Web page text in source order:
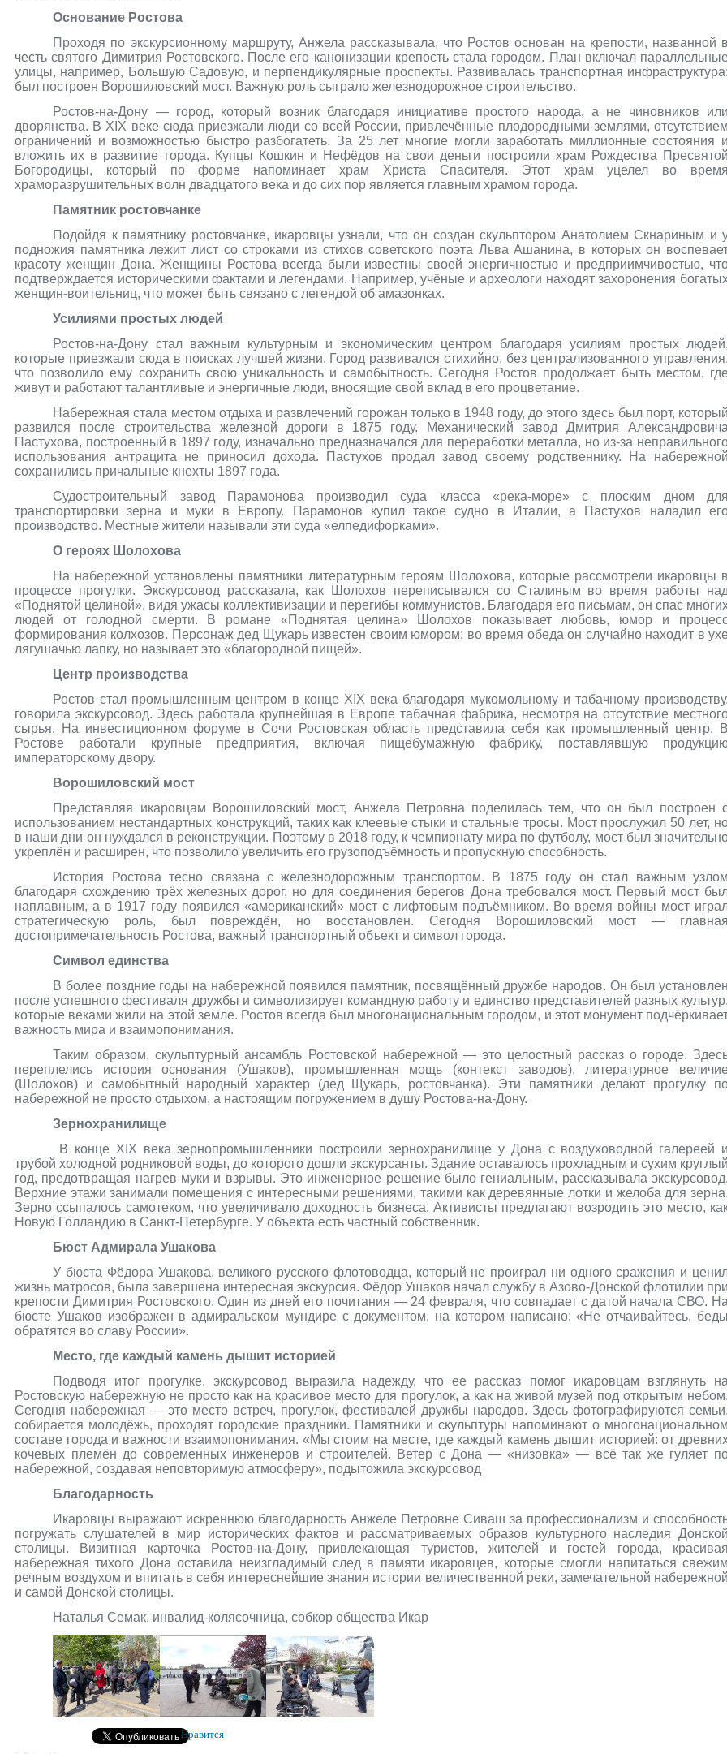
Основание Ростова
Проходя по экскурсионному маршруту, Анжела рассказывала, что Ростов основан на крепости, названной в
честь святого Димитрия Ростовского. После его канонизации крепость стала городом. План включал
улицы, например, Большую Садовую, и перпендикулярные проспекты. Развивалась транспортная инфраструктура:
был построен Ворошиловский мост. Важную роль сыграло железнодорожное строительство.
Ростов-на-Дону — город, который возник благодаря инициативе простого народа, а не чиновников или
дворянства. В XIX веке сюда приезжали люди со всей России, привлечённые плодородными землями, отсутствием
ограничений и возможностью быстро разбогатеть. За 25 лет многие могли заработать миллионные состояния и
вложить их в развитие города. Купцы Кошкин и Нефёдов на свои деньги построили храм Рождества Пресвятой
Богородицы, который по форме напоминает храм Христа Спасителя. Этот храм уцелел во время
храморазрушительных волн двадцатого века и до сих пор является главным храмом города.
Памятник ростовчанке
Подойдя к памятнику ростовчанке, икаровцы узнали, что он создан скульптором Анатолием Скнариным и
подножия памятника лежит лист со строками из стихов советского поэта Льва Ашанина, в которых он
красоту женщин Дона. Женщины Ростова всегда были известны своей энергичностью и предприимчивостью,
подтверждается историческими фактами и легендами. Например, учёные и археологи находят захоронения
женщин-воительниц, что может быть связано с легендой об амазонках.
Усилиями простых людей
Ростов-на-Дону стал важным культурным и экономическим центром благодаря усилиям простых людей,
которые приезжали сюда в поисках лучшей жизни. Город развивался стихийно, без централизованного управления,
что позволило ему сохранить свою уникальность и самобытность. Сегодня Ростов продолжает быть местом,
живут и работают талантливые и энергичные люди, вносящие свой вклад в его процветание.
Набережная стала местом отдыха и развлечений горожан только в 1948 году, до этого здесь был порт, который
развился после строительства железной дороги в 1875 году. Механический завод Дмитрия Александровича
Пастухова, построенный в 1897 году, изначально предназначался для переработки металла, но из-за
использования антрацита не приносил дохода. Пастухов продал завод своему родственнику. На набережной
сохранились причальные кнехты 1897 года.
Судостроительный завод Парамонова производил суда класса «река-море» с плоским дном для
транспортировки зерна и муки в Европу. Парамонов купил такое судно в Италии, а Пастухов наладил
производство. Местные жители называли эти суда «елпедифорками».
О героях Шолохова
На набережной установлены памятники литературным героям Шолохова, которые рассмотрели икаровцы в
процессе прогулки. Экскурсовод рассказала, как Шолохов переписывался со Сталиным во время работы над
«Поднятой целиной», видя ужасы коллективизации и перегибы коммунистов. Благодаря его письмам, он спас
людей от голодной смерти. В романе «Поднятая целина» Шолохов показывает любовь, юмор и
формирования колхозов. Персонаж дед Щукарь известен своим юмором: во время обеда он случайно находит в
лягушачью лапку, но называет это «благородной пищей».
Центр производства
Ростов стал промышленным центром в конце XIX века благодаря мукомольному и табачному производству,
говорила экскурсовод. Здесь работала крупнейшая в Европе табачная фабрика, несмотря на отсутствие
сырья. На инвестиционном форуме в Сочи Ростовская область представила себя как промышленный центр. В
Ростове работали крупные предприятия, включая пищебумажную фабрику, поставлявшую
императорскому двору.
Ворошиловский мост
Представляя икаровцам Ворошиловский мост, Анжела Петровна поделилась тем, что он был построен
использованием нестандартных конструкций, таких как клеевые стыки и стальные тросы. Мост прослужил 50 лет,
в наши дни он нуждался в реконструкции. Поэтому в 2018 году, к чемпионату мира по футболу, мост был
укреплён и расширен, что позволило увеличить его грузоподъёмность и пропускную способность.
История Ростова тесно связана с железнодорожным транспортом. В 1875 году он стал важным узлом
благодаря схождению трёх железных дорог, но для соединения берегов Дона требовался мост. Первый мост
наплавным, а в 1917 году появился «американский» мост с лифтовым подъёмником. Во время войны мост
стратегическую роль, был повреждён, но восстановлен. Сегодня Ворошиловский мост — главная
достопримечательность Ростова, важный транспортный объект и символ города.
Символ единства
В более поздние годы на набережной появился памятник, посвящённый дружбе народов. Он был установлен
после успешного фестиваля дружбы и символизирует командную работу и единство представителей разных культур,
которые веками жили на этой земле. Ростов всегда был многонациональным городом, и этот монумент
важность мира и взаимопонимания.
Таким образом, скульптурный ансамбль Ростовской набережной — это целостный рассказ о городе.
переплелись история основания (Ушаков), промышленная мощь (контекст заводов), литературное
(Шолохов) и самобытный народный характер (дед Щукарь, ростовчанка). Эти памятники делают прогулку
набережной не просто отдыхом, а настоящим погружением в душу Ростова-на-Дону.
Зернохранилище
В конце XIX века зернопромышленники построили зернохранилище у Дона с воздуховодной галереей и
трубой холодной родниковой воды, до которого дошли экскурсанты. Здание оставалось прохладным и сухим круглый
год, предотвращая нагрев муки и взрывы. Это инженерное решение было гениальным, рассказывала экскурсовод.
Верхние этажи занимали помещения с интересными решениями, такими как деревянные лотки и желоба для зерна.
Зерно ссыпалось самотеком, что увеличивало доходность бизнеса. Активисты предлагают возродить это место,
Новую Голландию в Санкт-Петербурге. У объекта есть частный собственник.
Бюст Адмирала Ушакова
У бюста Фёдора Ушакова, великого русского флотоводца, который не проиграл ни одного сражения и
жизнь матросов, была завершена интересная экскурсия. Фёдор Ушаков начал службу в Азово-Донской флотилии при
крепости Димитрия Ростовского. Один из дней его почитания — 24 февраля, что совпадает с датой начала СВО. На
бюсте Ушаков изображен в адмиральском мундире с документом, на котором написано: «Не отчаивайтесь, беды
обратятся во славу России».
Место, где каждый камень дышит историей
Подводя итог прогулке, экскурсовод выразила надежду, что ее рассказ помог икаровцам взглянуть на
Ростовскую набережную не просто как на красивое место для прогулок, а как на живой музей под открытым небом.
Сегодня набережная — это место встреч, прогулок, фестивалей дружбы народов. Здесь фотографируются семьи,
собирается молодёжь, проходят городские праздники. Памятники и скульптуры напоминают о многонациональном
составе города и важности взаимопонимания. «Мы стоим на месте, где каждый камень дышит историей: от
кочевых племён до современных инженеров и строителей. Ветер с Дона — «низовка» — всё так же гуляет
набережной, создавая неповторимую атмосферу», подытожила экскурсовод
Благодарность
Икаровцы выражают искреннюю благодарность Анжеле Петровне Сиваш за профессионализм и
погружать слушателей в мир исторических фактов и рассматриваемых образов культурного наследия Донской
столицы. Визитная карточка Ростов-на-Дону, привлекающая туристов, жителей и гостей города, красивая
набережная тихого Дона оставила неизгладимый след в памяти икаровцев, которые смогли напитаться свежим
речным воздухом и впитать в себя интереснейшие знания истории величественной реки, замечательной набережной
и самой Донской столицы.
Наталья Семак, инвалид-колясочница, собкор общества Икар
Нравится